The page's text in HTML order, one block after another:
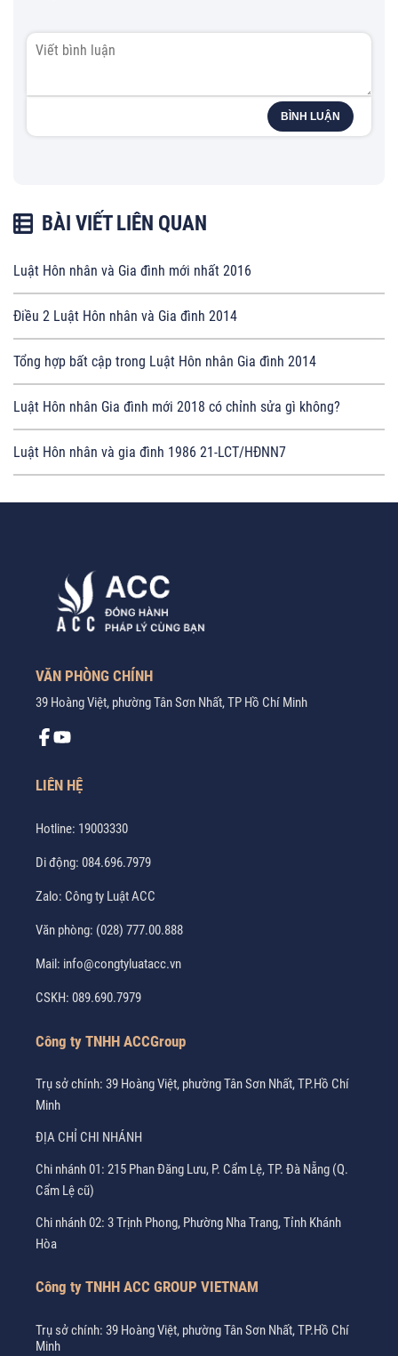
BÌNH LUẬN
BÀI VIẾT LIÊN QUAN
Luật Hôn nhân và Gia đình mới nhất 2016
Điều 2 Luật Hôn nhân và Gia đình 2014
Tổng hợp bất cập trong Luật Hôn nhân Gia đình 2014
Luật Hôn nhân Gia đình mới 2018 có chỉnh sửa gì không?
Luật Hôn nhân và gia đình 1986 21-LCT/HĐNN7
VĂN PHÒNG CHÍNH
39 Hoàng Việt, phường Tân Sơn Nhất, TP Hồ Chí Minh
LIÊN HỆ
Hotline: 19003330
Di động: 084.696.7979
Zalo: Công ty Luật ACC
Văn phòng: (028) 777.00.888
Mail: info@congtyluatacc.vn
CSKH: 089.690.7979
Công ty TNHH ACCGroup
Trụ sở chính: 39 Hoàng Việt, phường Tân Sơn Nhất, TP.Hồ Chí
Minh
ĐỊA CHỈ CHI NHÁNH
Chi nhánh 01: 215 Phan Đăng Lưu, P. Cẩm Lệ, TP. Đà Nẵng (Q.
Cẩm Lệ cũ)
Chi nhánh 02: 3 Trịnh Phong, Phường Nha Trang, Tỉnh Khánh
Hòa
Công ty TNHH ACC GROUP VIETNAM
Trụ sở chính: 39 Hoàng Việt, phường Tân Sơn Nhất, TP.Hồ Chí
Minh